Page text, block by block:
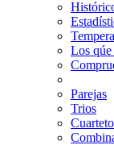
Los qúe
Parejas
Trios